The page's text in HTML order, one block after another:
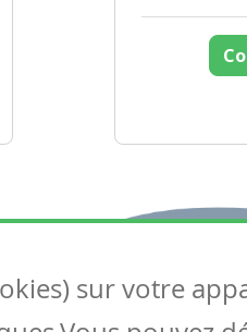
Suivez-nous
sur votre